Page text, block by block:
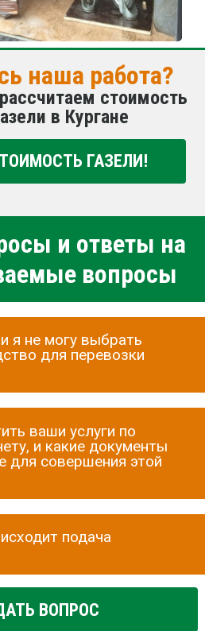
наша работа?
стоимость
в Кургане
ГАЗЕЛИ!
и ответы на
вопросы
я не могу выбрать
для перевозки
ваши услуги по
и какие документы
для совершения этой
подача
ВОПРОС